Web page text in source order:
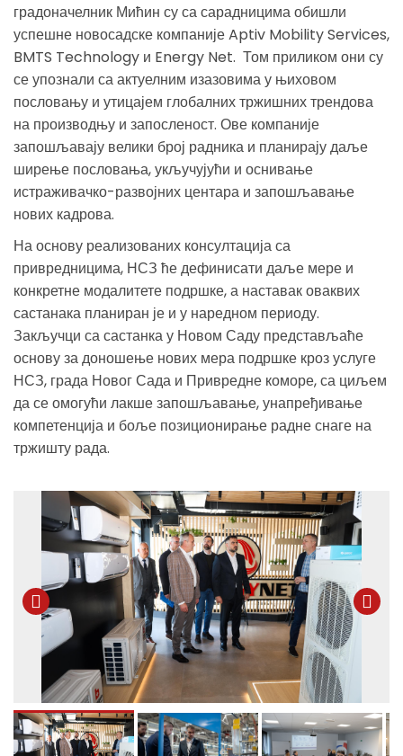
градоначелник Мићин су са сарадницима обишли
успешне новосадске компаније Aptiv Mobility Services,
BMTS Technology и Energy Net. Том приликом они су
се упознали са актуелним изазовима у њиховом
пословању и утицајем глобалних тржишних трендова
на производњу и запосленост. Ове компаније
запошљавају велики број радника и планирају даље
ширење пословања, укључујући и оснивање
истраживачко-развојних центара и запошљавање
нових кадрова.
На основу реализованих консултација са
привредницима, НСЗ ће дефинисати даље мере и
конкретне модалитете подршке, а наставак оваквих
састанака планиран је и у наредном периоду.
Закључци са састанка у Новом Саду представљаће
основу за доношење нових мера подршке кроз услуге
НСЗ, града Новог Сада и Привредне коморе, са циљем
да се омогући лакше запошљавање, унапређивање
компетенција и боље позиционирање радне снаге на
тржишту рада.